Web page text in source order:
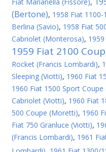
(Bertone), 1958 Fiat
Berlina (Savio), 1958 Fiat
Cabriolet (Monterosa),
1959 Fiat 2100
Rocket (Francis Lombardi),
Sleeping (Viotti), 1960 Fiat
1960 Fiat 1500 Sport Coupe
Cabriolet (Viotti), 1960 Fiat
500 Coupe (Moretti), 1960
Fiat 750 Granluce (Viotti),
(Francis Lombardi), 1961